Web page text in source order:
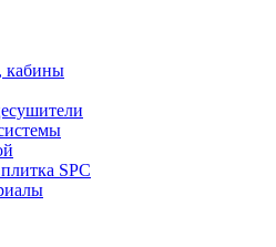
кабины
SPC